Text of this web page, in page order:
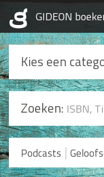
Kies een
Podcasts
Geloofsopbouw
Praktisch
Levensverhalen
Zoeken:
Podcasts |
Romans en